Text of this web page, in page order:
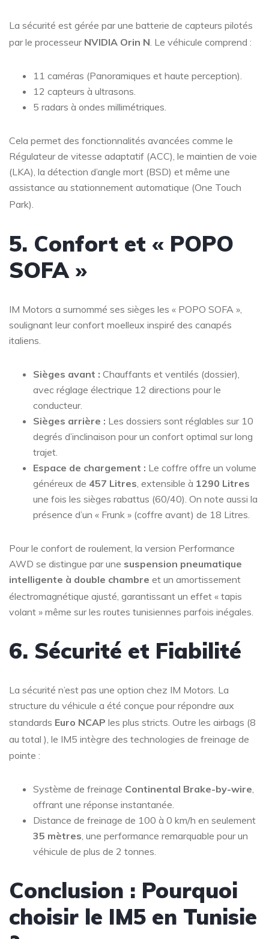
La sécurité est gérée par une batterie de capteurs pilotés
par le processeur NVIDIA Orin N. Le véhicule comprend :
11 caméras (Panoramiques et haute perception).
12 capteurs à ultrasons.
5 radars à ondes millimétriques.
Cela permet des fonctionnalités avancées comme le
Régulateur de vitesse adaptatif (ACC), le maintien de voie
(LKA), la détection d’angle mort (BSD) et même une
assistance au stationnement automatique (One Touch
Park).
5. Confort et « POPO
SOFA »
IM Motors a surnommé ses sièges les « POPO SOFA »,
soulignant leur confort moelleux inspiré des canapés
italiens.
Sièges avant : Chauffants et ventilés (dossier),
avec réglage électrique 12 directions pour le
conducteur.
Sièges arrière : Les dossiers sont réglables sur 10
degrés d’inclinaison pour un confort optimal sur long
trajet.
Espace de chargement : Le coffre offre un volume
généreux de 457 Litres , extensible à 1290 Litres
une fois les sièges rabattus (60/40). On note aussi la
présence d’un « Frunk » (coffre avant) de 18 Litres.
Pour le confort de roulement, la version Performance
AWD se distingue par une suspension pneumatique
intelligente à double chambre et un amortissement
électromagnétique ajusté , garantissant un effet « tapis
volant » même sur les routes tunisiennes parfois inégales.
6. Sécurité et Fiabilité
La sécurité n’est pas une option chez IM Motors. La
structure du véhicule a été conçue pour répondre aux
standards Euro NCAP les plus stricts. Outre les airbags (8
au total ), le IM5 intègre des technologies de freinage de
pointe :
Système de freinage Continental Brake-by-wire
offrant une réponse instantanée.
Distance de freinage de 100 à 0 km/h en seulement
35 mètres , une performance remarquable pour un
véhicule de plus de 2 tonnes.
Conclusion : Pourquoi
choisir le IM5 en Tunisie